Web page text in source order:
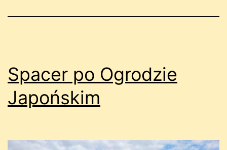
Spacer po Ogrodzie
Japońskim